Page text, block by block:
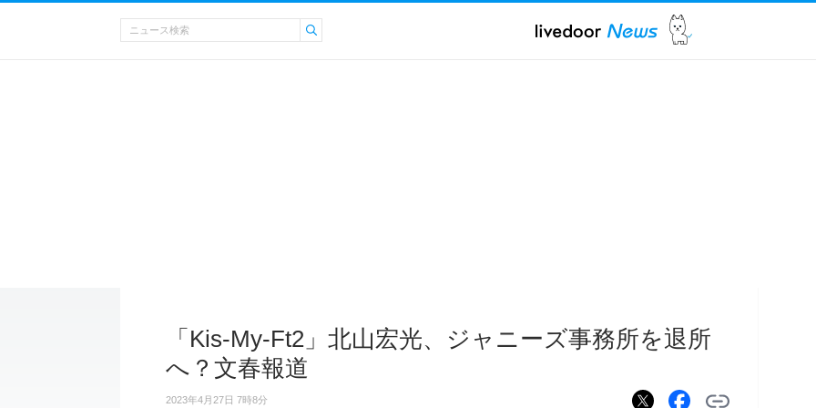
「Kis-My-Ft2」北山宏光、ジャニーズ事務所を退所
へ？文春報道
2023年4月27日 7時8分